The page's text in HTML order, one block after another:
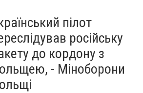
пілот
російську
до кордону з
- Міноборони